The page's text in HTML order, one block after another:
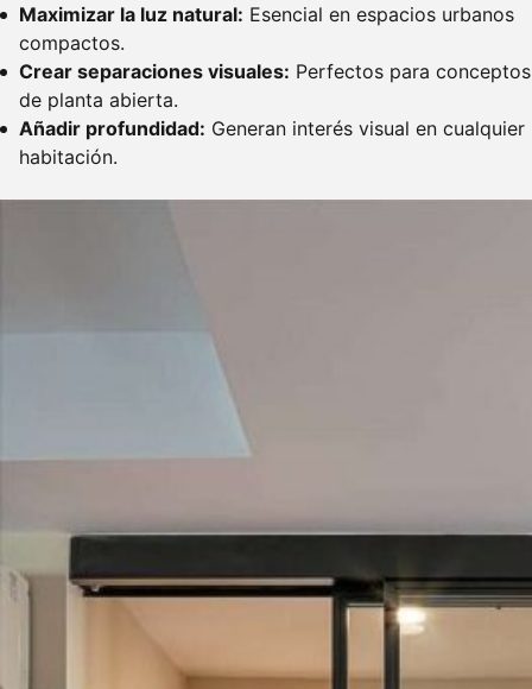
Maximizar la luz natural: Esencial en espacios urbanos
compactos.
Crear separaciones visuales: Perfectos para conceptos
de planta abierta.
Añadir profundidad: Generan interés visual en cualquier
habitación.